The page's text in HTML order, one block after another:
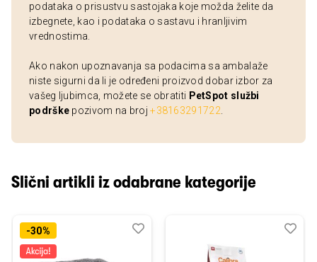
podataka o prisustvu sastojaka koje možda želite da
izbegnete, kao i podataka o sastavu i hranljivim
vrednostima.
Ako nakon upoznavanja sa podacima sa ambalaže
niste sigurni da li je određeni proizvod dobar izbor za
vašeg ljubimca, možete se obratiti PetSpot službi
podrške pozivom na broj+38163291722
Slični artikli iz odabrane kategorije
-30%
Dodaj
Uporedi